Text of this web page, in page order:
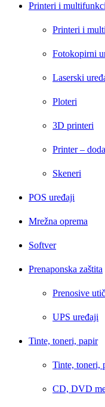
Printeri i
Printeri i
Fotokopirni
Laserski
Ploteri
3D printeri
Printer –
Skeneri
POS uređaji
Mrežna oprema
Softver
Prenaponska zaštita
Prenosive
UPS uređaji
Tinte, toneri, papir
Tinte, toneri,
CD, DVD